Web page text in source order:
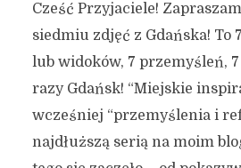
Cześć Przyjaciele!
siedmiu zdjęć z Gdańska! To
lub widoków, 7 przemyśleń,
razy Gdańsk! “Miejskie
wcześniej “przemyślenia i
najdłuższą serią na moim